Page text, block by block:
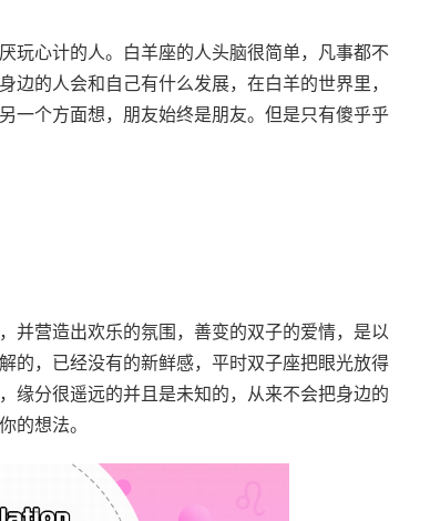
玩心计的人。白羊座的人头脑很简单，凡事都不
边的人会和自己有什么发展，在白羊的世界里，
一个方面想，朋友始终是朋友。但是只有傻乎乎
并营造出欢乐的氛围，善变的双子的爱情，是以
的，已经没有的新鲜感，平时双子座把眼光放得
缘分很遥远的并且是未知的，从来不会把身边的
的想法。